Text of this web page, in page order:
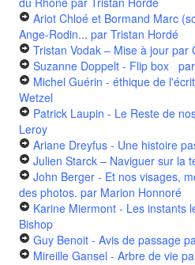
Ariot Chloé et Bormand Marc
Ange-Rodin... par Tristan Hordé
Tristan Vodak – Mise à jour par
Suzanne Doppelt - Flip box
Michel Guérin - éthique de
Wetzel
Patrick Laupin - Le Reste de
Leroy
Ariane Dreyfus - Une histoire
Julien Starck – Naviguer sur la
John Berger - Et nos visages,
des photos. par Marion Honnoré
Karine Miermont - Les instants
Bishop
Guy Benoit - Avis de passage
Mireille Gansel - Arbre de vie